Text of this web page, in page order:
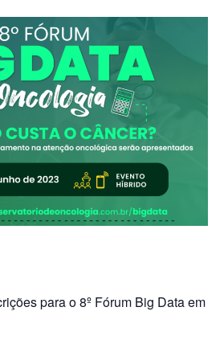
para o 8º Fórum Big Data em